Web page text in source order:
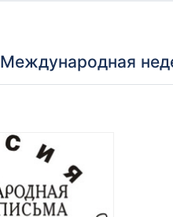
Международная